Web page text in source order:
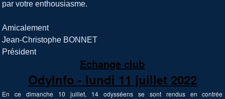
par votre enthousiasme.
Amicalement
Jean-Christophe BONNET
Président
Echange club
OdyInfo - lundi 11 juillet 2022
En ce dimanche 10 juillet, 14 odysséens se sont rendus en contrée